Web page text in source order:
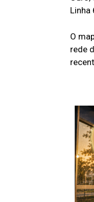
Linha
O
rede